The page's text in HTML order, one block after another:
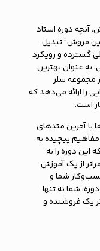
آنچه دوره استاد
فروش” تبدیل
گسترده و رویکرد
به عنوان بهترین
مجموعه سلز
را ارائه می‌دهد که
است.
با آخرین متدهای
مفاهیم پیچیده به
این دوره را به
از یک آموزش
شما و
شما نه تنها
یک فروشنده و